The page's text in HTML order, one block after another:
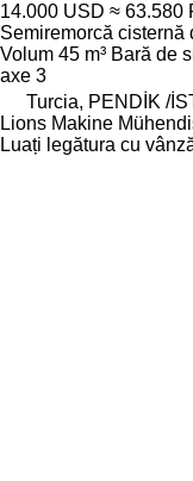
14.000 USD ≈ 63.580
Semiremorcă cisternă
Volum 45 m³ Bară de
axe 3
Turcia, PENDİK /
Lions Makine
Luați legătura cu